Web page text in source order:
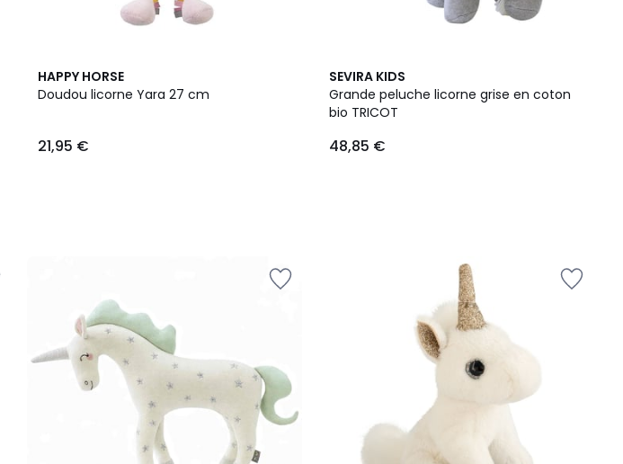
HAPPY HORSE
Doudou licorne Yara 27 cm
21,95 €
SEVIRA KIDS
Grande peluche licorne grise en coton
bio TRICOT
48,85 €